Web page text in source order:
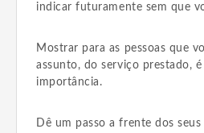
indicar futuramente sem que
Mostrar para as pessoas que
assunto, do serviço prestado,
importância.
Dê um passo a frente dos